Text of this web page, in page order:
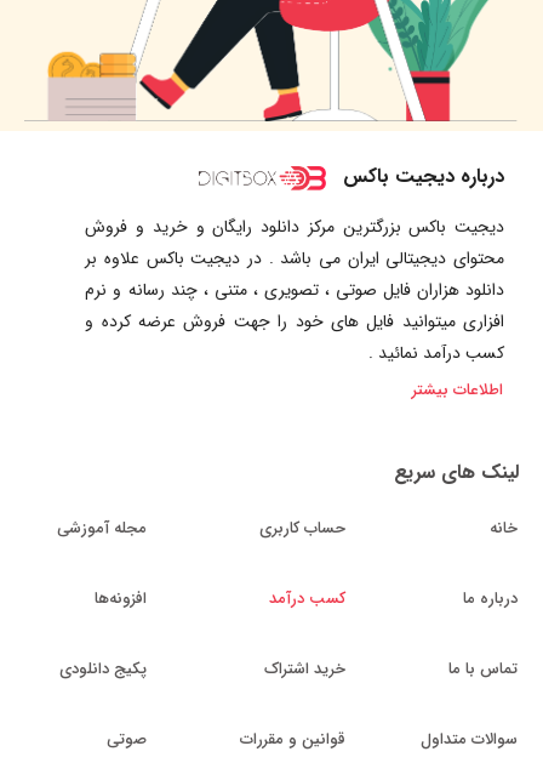
درباره دیجیت باکس
دیجیت باکس بزرگترین مرکز دانلود رایگان و خرید و فروش
محتوای دیجیتالی ایران می باشد . در دیجیت باکس علاوه بر
دانلود هزاران فایل صوتی ، تصویری ، متنی ، چند رسانه و نرم
افزاری میتوانید فایل های خود را جهت فروش عرضه کرده و
کسب درآمد نمائید .
اطلاعات بیشتر
لینک های سریع
خانه
درباره ما
تماس با ما
سوالات متداول
حساب کاربری
کسب درآمد
خرید اشتراک
قوانین و مقررات
مجله آموزشی
افزونه‌ها
پکیج دانلودی
صوتی